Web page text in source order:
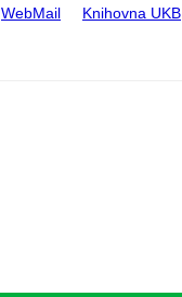
WebMail Knihovna UKB